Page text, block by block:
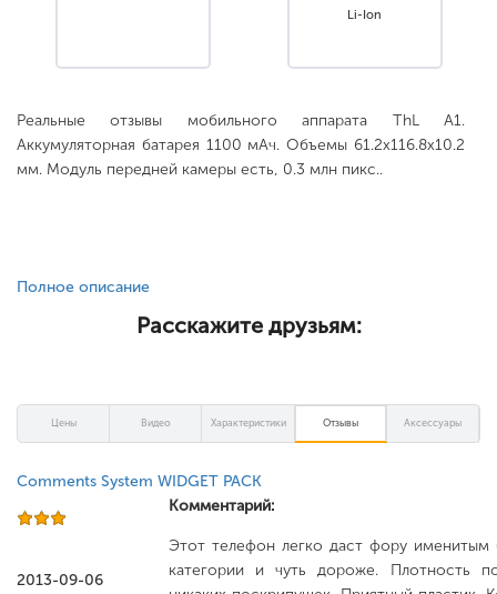
Li-Ion
Реальные отзывы мобильного аппарата ThL A1.
Аккумуляторная батарея 1100 мАч. Объемы 61.2x116.8x10.2
мм. Модуль передней камеры есть, 0.3 млн пикс..
Полное описание
Расскажите друзьям:
Цены Видео Характеристики Отзывы Аксессуары
Comments System WIDGET PACK
2013-09-06
Комментарий:
Этот телефон легко даст фору
категории и чуть дороже. Плотность